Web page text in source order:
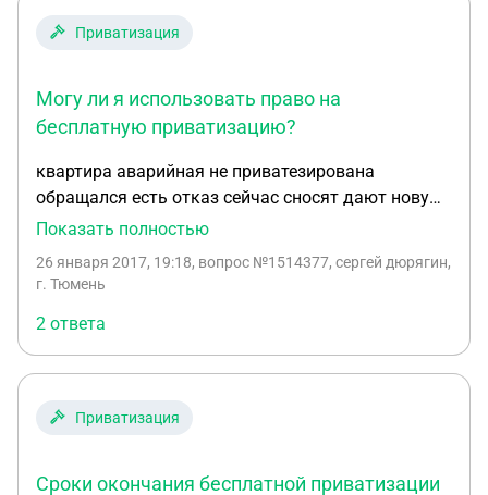
Приватизация
Могу ли я использовать право на
бесплатную приватизацию?
квартира аварийная не приватезирована
обращался есть отказ сейчас сносят дают новую
квартиру по соц.найму. ВОПРОС - могу я
приватизацию если не успею в срок до ее
Показать полностью
26 января 2017, 19:18, вопрос №1514377, сергей дюрягин,
г. Тюмень
2 ответа
Приватизация
Сроки окончания бесплатной приватизации